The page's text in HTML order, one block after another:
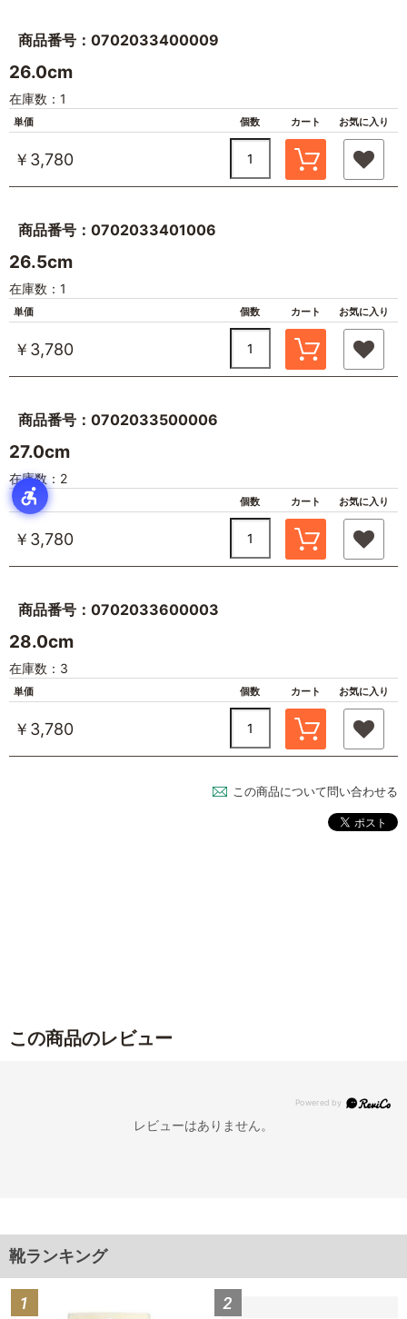
商品番号：0702033400009
26.0cm
在庫数：1
単価 個数 カート お気に入り
￥3,780
商品番号：0702033401006
26.5cm
在庫数：1
単価 個数 カート お気に入り
￥3,780
商品番号：0702033500006
27.0cm
在庫数：2
単価 個数 カート お気に入り
￥3,780
商品番号：0702033600003
28.0cm
在庫数：3
単価 個数 カート お気に入り
￥3,780
この商品について問い合わせる
この商品のレビュー
レビューはありません。
靴ランキング